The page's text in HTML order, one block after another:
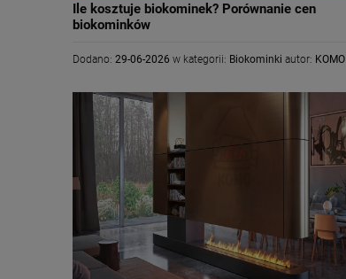
Ile kosztuje biokominek? Porównanie cen
biokominków
Dodano: 29-06-2026 w kategorii: Biokominki autor: KOMO